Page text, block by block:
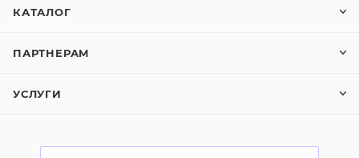
КАТАЛОГ
ПАРТНЕРАМ
УСЛУГИ